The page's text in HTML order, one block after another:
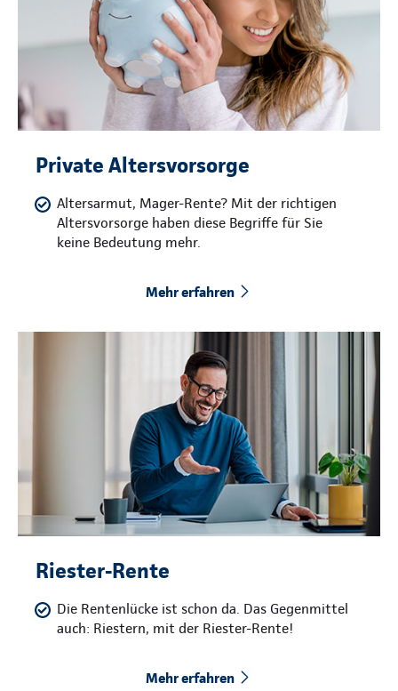
Private Altersvorsorge
Altersarmut, Mager-Rente? Mit der richtigen
Altersvorsorge haben diese Begriffe für Sie
keine Bedeutung mehr.
Mehr erfahren
Riester-Rente
Die Rentenlücke ist schon da. Das Gegenmittel
auch: Riestern, mit der Riester-Rente!
Mehr erfahren